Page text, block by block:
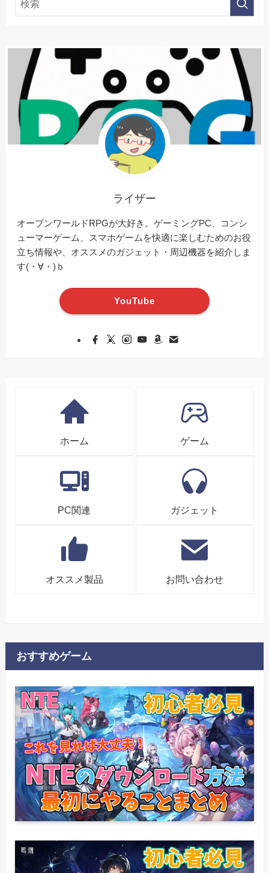
ライザー
オープンワールドRPGが大好き。ゲーミングPC、コンシ
ューマーゲーム、スマホゲームを快適に楽しむためのお役
立ち情報や、オススメのガジェット・周辺機器を紹介しま
す(・∀・)ｂ
YouTube
ホーム ゲーム
PC関連 ガジェット
オススメ製品 お問い合わせ
おすすめゲーム